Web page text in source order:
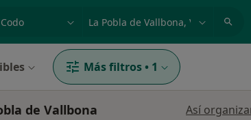
Más filtros • 1
de Vallbona Así